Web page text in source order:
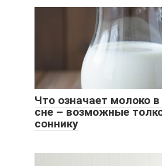
Что означает молоко
сне – возможные
соннику